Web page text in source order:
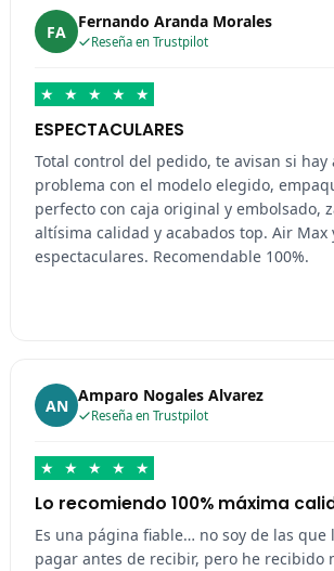
FA Fernando Aranda Morales
Reseña en Trustpilot
★ ★ ★ ★ ★
ESPECTACULARES
Total control del pedido, te avisan si hay
problema con el modelo elegido,
perfecto con caja original y embolsado,
altísima calidad y acabados top. Air Max
espectaculares. Recomendable 100%.
AN Amparo Nogales Alvarez
Reseña en Trustpilot
★ ★ ★ ★ ★
Lo recomiendo 100% máxima
Es una página fiable… no soy de las que
pagar antes de recibir, pero he recibido